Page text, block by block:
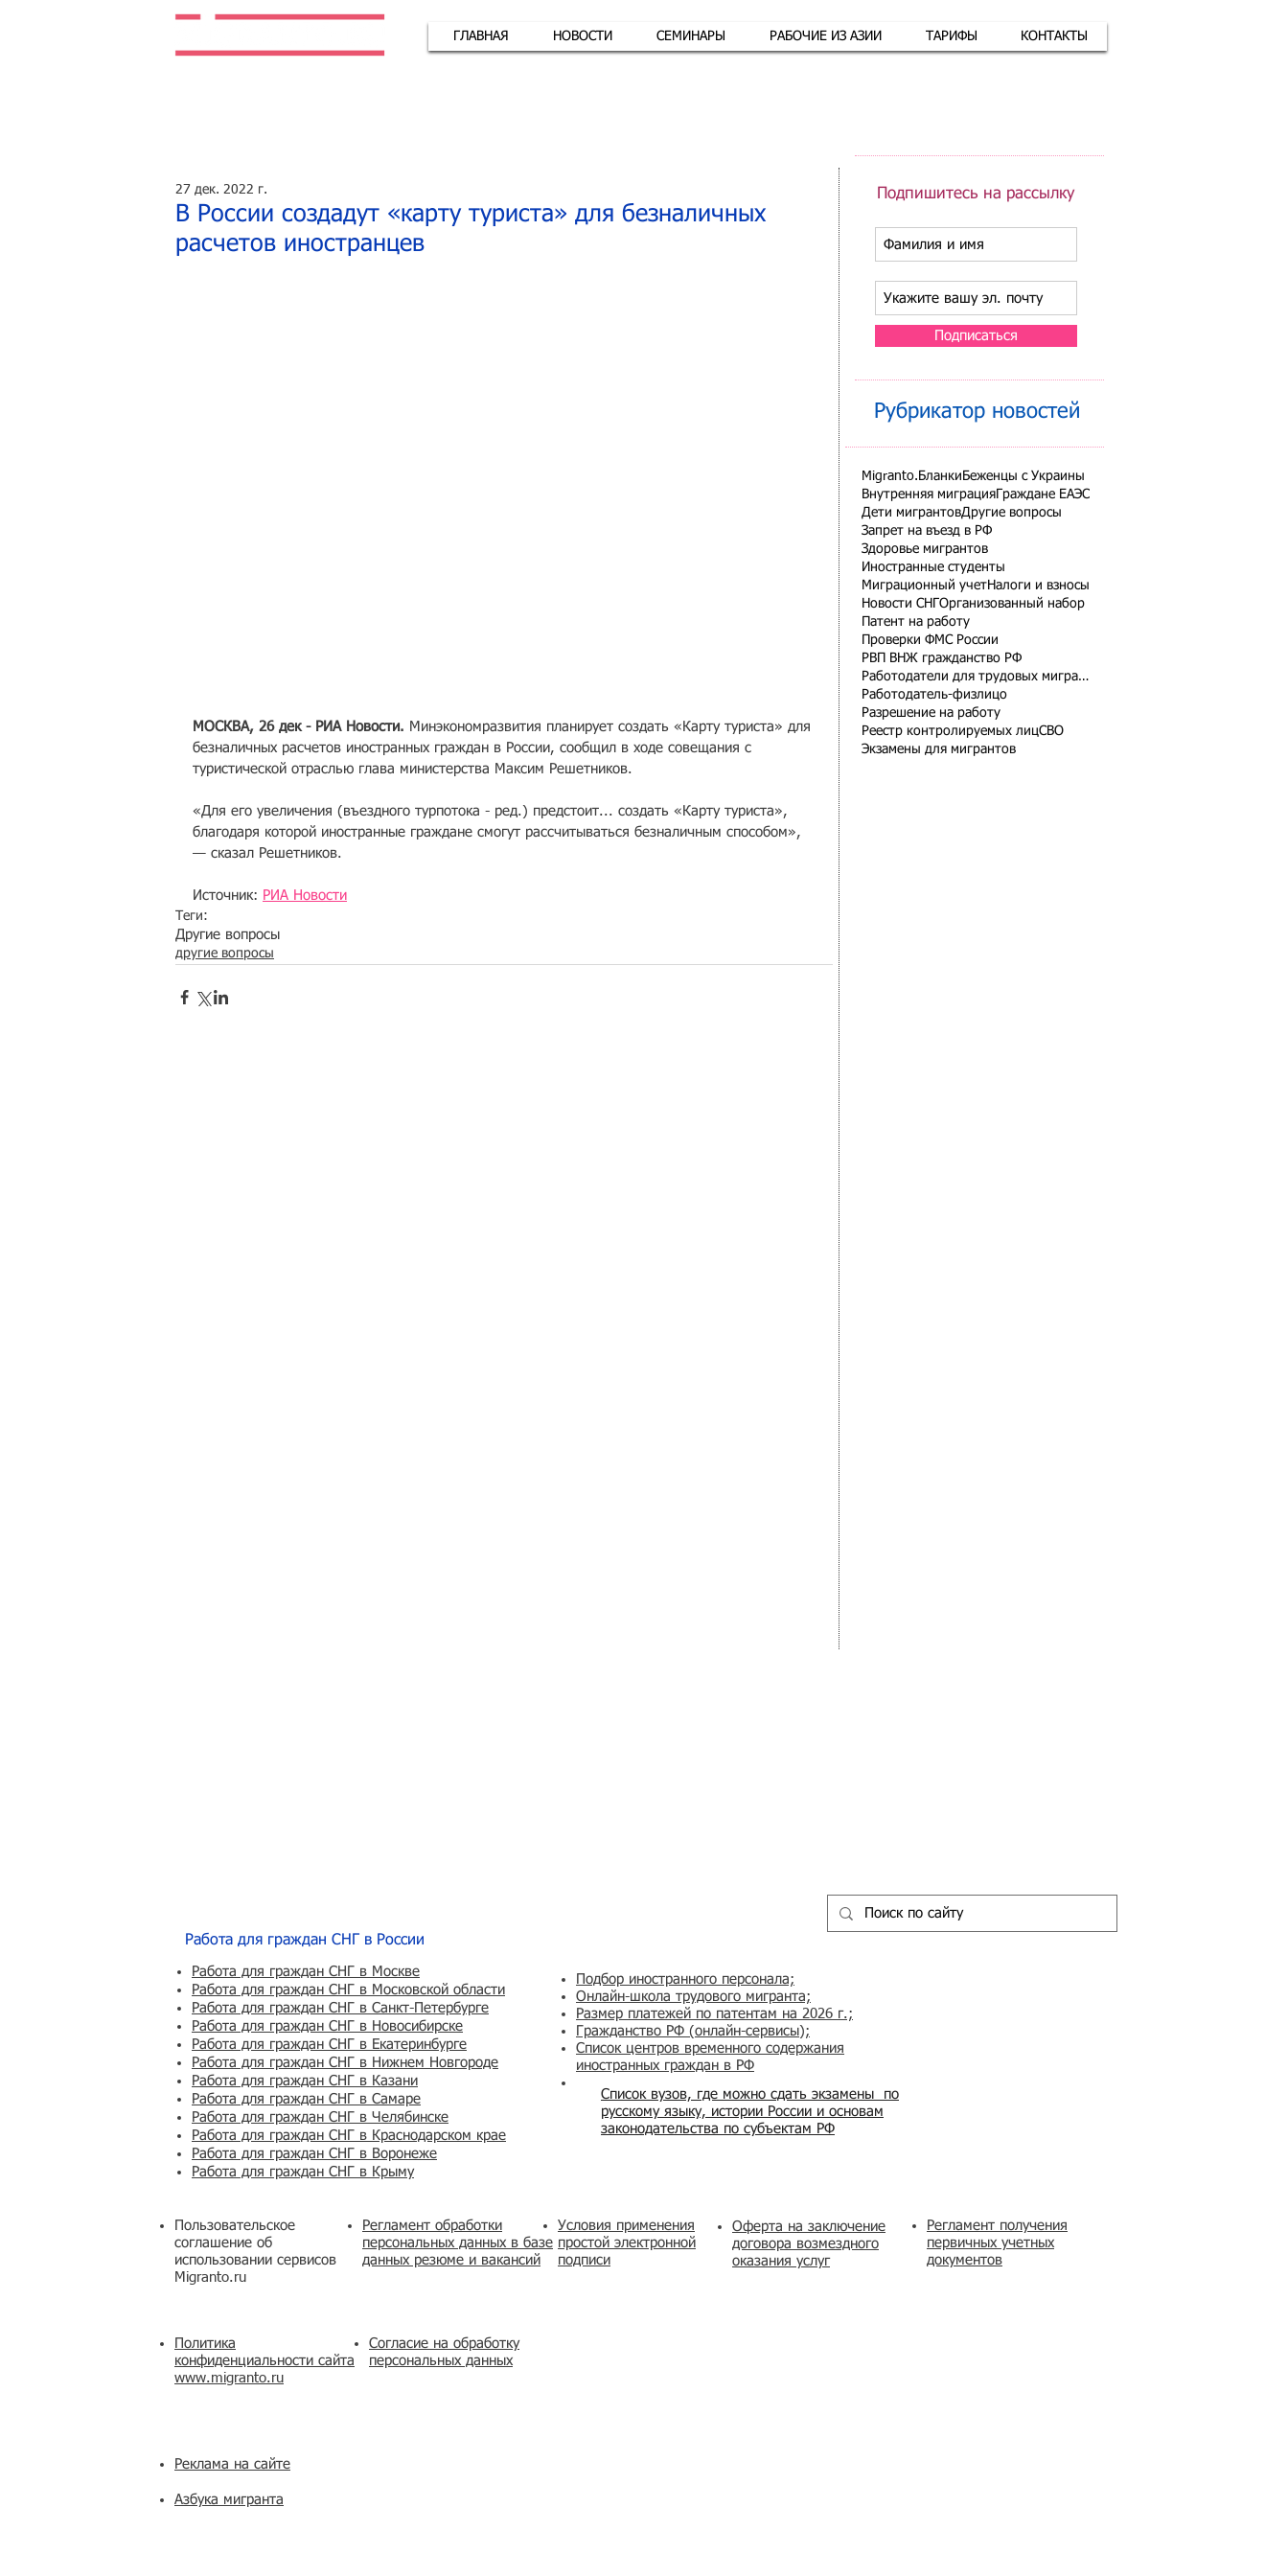
ГЛАВНАЯ НОВОСТИ СЕМИНАРЫ РАБОЧИЕ ИЗ АЗИИ ТАРИФЫ КОНТАКТЫ
В России создадут «карту туриста» для безналичных
расчетов иностранцев
27 дек. 2022 г.
МОСКВА, 26 дек - РИА Новости. Минэкономразвития планирует создать «Карту туриста» для
безналичных расчетов иностранных граждан в России, сообщил в ходе совещания с
туристической отраслью глава министерства Максим Решетников.
«Для его увеличения (въездного турпотока - ред.) предстоит... создать «Карту туриста»,
благодаря которой иностранные граждане смогут рассчитываться безналичным способом»,
— сказал Решетников.
Источник: РИА Новости
Теги:
Другие вопросы
другие вопросы
Подпишитесь на рассылку
Подписаться
Рубрикатор новостей
Migranto.Бланки Беженцы с Украины
Внутренняя миграция Граждане ЕАЭС
Дети мигрантовДругие вопросы
Запрет на въезд в РФ
Здоровье мигрантов
Иностранные студенты
Миграционный учетНалоги и взносы
Новости СНГ Организованный набор
Патент на работу
Проверки ФМС России
РВП ВНЖ гражданство РФ
Работодатели для трудовых мигрантов
Работодатель-физлицо
Разрешение на работу
Реестр контролируемых лицСВО
Экзамены для мигрантов
Работа для граждан СНГ в России
Работа для граждан СНГ в Москве
Работа для граждан СНГ в Московской области
Работа для граждан СНГ в Санкт-Петербурге
Работа для граждан СНГ в Новосибирске
Работа для граждан СНГ в Екатеринбурге
Работа для граждан СНГ в Нижнем Новгороде
Работа для граждан СНГ в Казани
Работа для граждан СНГ в Самаре
Работа для граждан СНГ в Челябинске
Работа для граждан СНГ в Краснодарском крае
Работа для граждан СНГ в Воронеже
Работа для граждан СНГ в Крыму
Пользовательское
соглашение об
использовании сервисов
Migranto.ru
Регламент обработки
персональных данных в базе
данных резюме и вакансий
Политика
конфиденциальности сайта
www.migranto.ru
Согласие на обработку
персональных данных
Реклама на сайте
Азбука мигранта
Список вузов, где можно сдать экзамены по
русскому языку, истории России и основам
законодательства по субъектам РФ
Подбор иностранного персонала;
Онлайн-школа трудового мигранта;
Размер платежей по патентам на 2026 г.;
Гражданство РФ (онлайн-сервисы);
Список центров временного содержания
иностранных граждан в РФ
Условия применения
простой электронной
подписи
​Оферта на заключение
договора возмездного
оказания услуг
Регламент получения
первичных учетных
документов